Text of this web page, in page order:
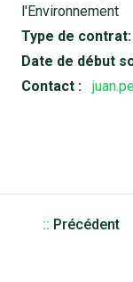
l'Environnement
Type de contrat:
Date de début
Contact :
:: Précédent